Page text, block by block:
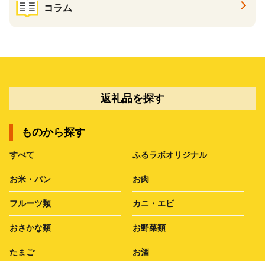
コラム
返礼品を探す
ものから探す
すべて ふるラボオリジナル
お米・パン お肉
フルーツ類 カニ・エビ
おさかな類 お野菜類
たまご お酒